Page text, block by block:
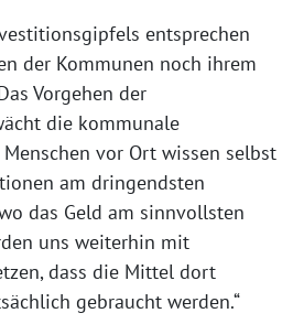
entsprechen
der Kommunen noch ihrem
Vorgehen der
die kommunale
vor Ort wissen selbst
am dringendsten
das Geld am sinnvollsten
uns weiterhin mit
dass die Mittel dort
gebraucht werden.“